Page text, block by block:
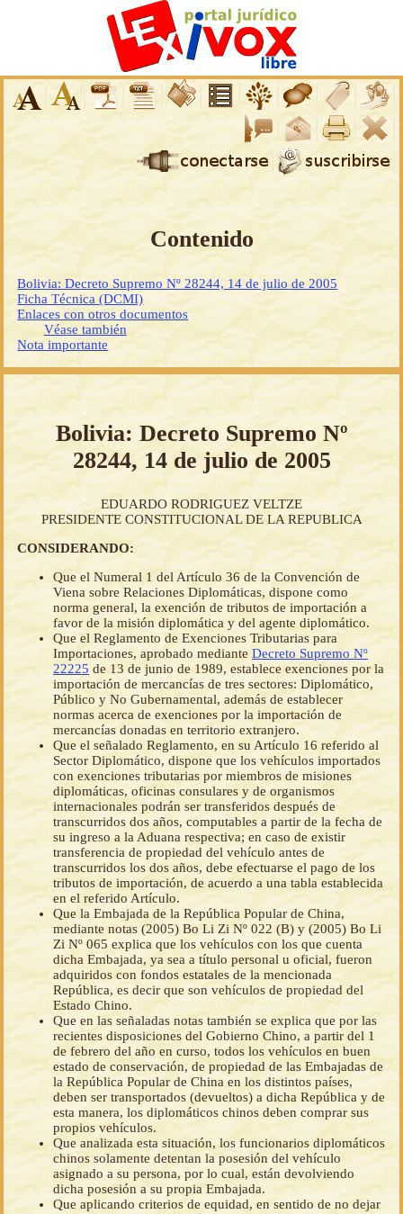
Contenido
Bolivia: Decreto Supremo Nº 28244, 14 de julio de 2005
Ficha Técnica (DCMI)
Enlaces con otros documentos
Véase también
Nota importante
Bolivia: Decreto Supremo Nº
28244, 14 de julio de 2005
EDUARDO RODRIGUEZ VELTZE
PRESIDENTE CONSTITUCIONAL DE LA REPUBLICA
CONSIDERANDO:
Que el Numeral 1 del Artículo 36 de la Convención de
Viena sobre Relaciones Diplomáticas, dispone como
norma general, la exención de tributos de importación a
favor de la misión diplomática y del agente diplomático.
Que el Reglamento de Exenciones Tributarias para
Importaciones, aprobado mediante Decreto Supremo Nº
22225 de 13 de junio de 1989, establece exenciones por la
importación de mercancías de tres sectores: Diplomático,
Público y No Gubernamental, además de establecer
normas acerca de exenciones por la importación de
mercancías donadas en territorio extranjero.
Que el señalado Reglamento, en su Artículo 16 referido al
Sector Diplomático, dispone que los vehículos importados
con exenciones tributarias por miembros de misiones
diplomáticas, oficinas consulares y de organismos
internacionales podrán ser transferidos después de
transcurridos dos años, computables a partir de la fecha de
su ingreso a la Aduana respectiva; en caso de existir
transferencia de propiedad del vehículo antes de
transcurridos los dos años, debe efectuarse el pago de los
tributos de importación, de acuerdo a una tabla establecida
en el referido Artículo.
Que la Embajada de la República Popular de China,
mediante notas (2005) Bo Li Zi Nº 022 (B) y (2005) Bo Li
Zi Nº 065 explica que los vehículos con los que cuenta
dicha Embajada, ya sea a título personal u oficial, fueron
adquiridos con fondos estatales de la mencionada
República, es decir que son vehículos de propiedad del
Estado Chino.
Que en las señaladas notas también se explica que por las
recientes disposiciones del Gobierno Chino, a partir del 1
de febrero del año en curso, todos los vehículos en buen
estado de conservación, de propiedad de las Embajadas de
la República Popular de China en los distintos países,
deben ser transportados (devueltos) a dicha República y de
esta manera, los diplomáticos chinos deben comprar sus
propios vehículos.
Que analizada esta situación, los funcionarios diplomáticos
chinos solamente detentan la posesión del vehículo
asignado a su persona, por lo cual, están devolviendo
dicha posesión a su propia Embajada.
Que aplicando criterios de equidad, en sentido de no dejar